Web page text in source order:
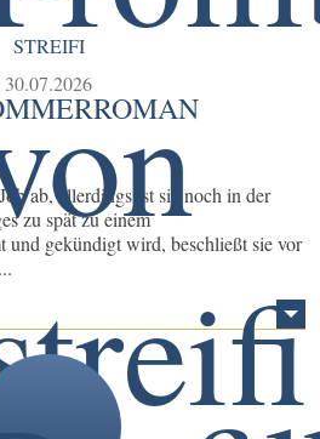
STREIFI
30.07.2026
ab, allerdings ist sie noch in der
zu spät zu einem
und gekündigt wird, beschließt sie vor